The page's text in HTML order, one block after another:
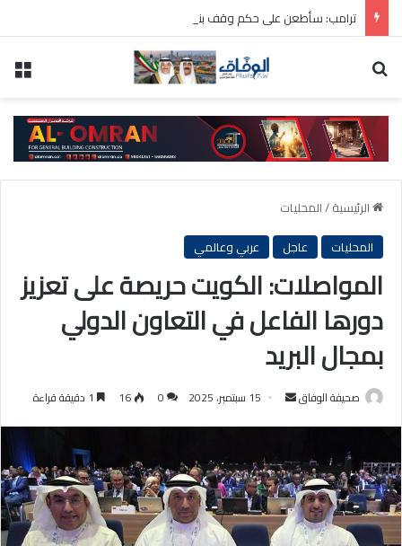
ترامب: سأطعن على حكم وقف بناء قاعة الاحتفالات بالبيت الأبيض
الرئيسية/المحليات
المحليات
عاجل عربي وعالمي
المواصلات: الكويت حريصة على تعزيز
دورها الفاعل في التعاون الدولي
بمجال البريد
صحيفة الوفاق
أرسل 15 سبتمبر، 2025 0
16